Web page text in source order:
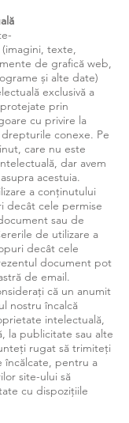
(imagini, texte,
de grafică web,
și alte date)
exclusivă a
protejate prin
cu privire la
conexe. Pe
care nu este
dar avem
acestuia.
a conținutului
decât cele permise
sau de
de utilizare a
decât cele
document pot
de email.
că un anumit
nostru încalcă
intelectuală,
la publicitate sau alte
rugat să trimiteți
încălcate, pentru a
site-ului să
cu dispozițiile